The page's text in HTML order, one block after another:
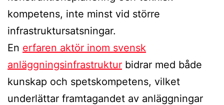
kompetens, inte minst vid större
infrastruktursatsningar.
En erfaren aktör inom svensk
anläggningsinfrastruktur bidrar med både
kunskap och spetskompetens, vilket
underlättar framtagandet av anläggningar